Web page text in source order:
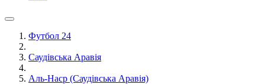
Футбол 24
Саудівська Аравія
Аль-Наср (Саудівська Аравія)